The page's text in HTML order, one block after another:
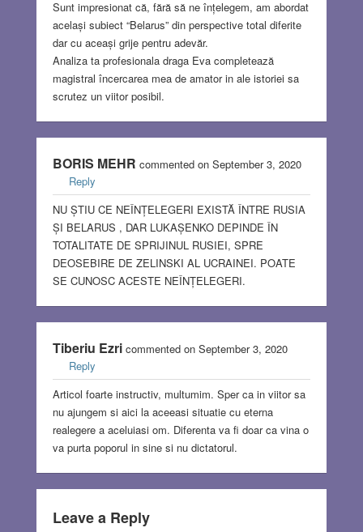
Sunt impresionat că, fără să ne înțelegem, am abordat
același subiect “Belarus” din perspective total diferite
dar cu aceași grije pentru adevăr.
Analiza ta profesionala draga Eva completează
magistral încercarea mea de amator in ale istoriei sa
scrutez un viitor posibil.
BORIS MEHR commented on September 3, 2020
Reply
NU ȘTIU CE NEÎNȚELEGERI EXISTĂ ÎNTRE RUSIA
ȘI BELARUS , DAR LUKAȘENKO DEPINDE ÎN
TOTALITATE DE SPRIJINUL RUSIEI, SPRE
DEOSEBIRE DE ZELINSKI AL UCRAINEI. POATE
SE CUNOSC ACESTE NEÎNȚELEGERI.
Tiberiu Ezricommented on September 3, 2020
Reply
Articol foarte instructiv, multumim. Sper ca in viitor sa
nu ajungem si aici la aceeasi situatie cu eterna
realegere a aceluiasi om. Diferenta va fi doar ca vina o
va purta poporul in sine si nu dictatorul.
Leave a Reply